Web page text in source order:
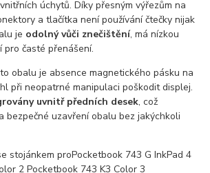
úchytů. Díky přesným výřezům na
a tlačítka není používání čtečky nijak
je odolný vůči znečištění, má nízkou
časté přenášení.
obalu je absence magnetického pásku na
při neopatrné manipulaci poškodit displej.
uvnitř předních desek, což
bezpečné uzavření obalu bez jakýchkoli